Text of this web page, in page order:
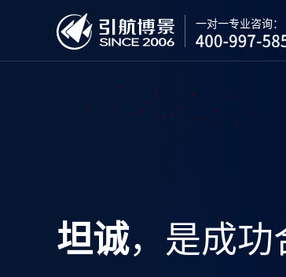
一对一专业咨询：
坦诚，是成